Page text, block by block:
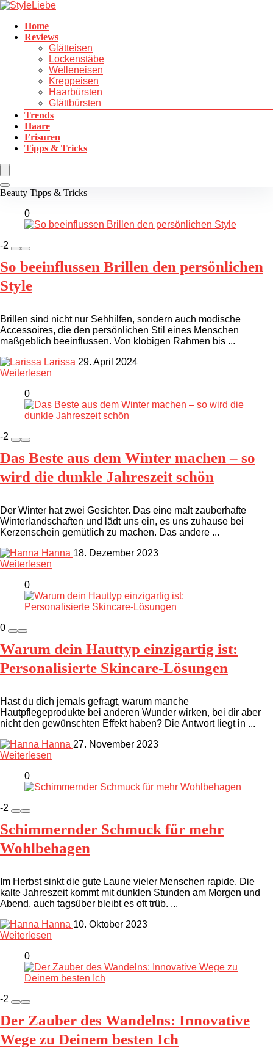
Home
Reviews
Glätteisen
Lockenstäbe
Welleneisen
Kreppeisen
Haarbürsten
Glättbürsten
Trends
Haare
Frisuren
Tipps & Tricks
Beauty Tipps & Tricks
0
-2
So beeinflussen Brillen den persönlichen
Style
Brillen sind nicht nur Sehhilfen, sondern auch modische
Accessoires, die den persönlichen Stil eines Menschen
maßgeblich beeinflussen. Von klobigen Rahmen bis ...
Larissa 29. April 2024
Weiterlesen
0
-2
Das Beste aus dem Winter machen – so
wird die dunkle Jahreszeit schön
Der Winter hat zwei Gesichter. Das eine malt zauberhafte
Winterlandschaften und lädt uns ein, es uns zuhause bei
Kerzenschein gemütlich zu machen. Das andere ...
Hanna 18. Dezember 2023
Weiterlesen
0
0
Warum dein Hauttyp einzigartig ist:
Personalisierte Skincare-Lösungen
Hast du dich jemals gefragt, warum manche
Hautpflegeprodukte bei anderen Wunder wirken, bei dir aber
nicht den gewünschten Effekt haben? Die Antwort liegt in ...
Hanna 27. November 2023
Weiterlesen
0
-2
Schimmernder Schmuck für mehr
Wohlbehagen
Im Herbst sinkt die gute Laune vieler Menschen rapide. Die
kalte Jahreszeit kommt mit dunklen Stunden am Morgen und
Abend, auch tagsüber bleibt es oft trüb. ...
Hanna 10. Oktober 2023
Weiterlesen
0
-2
Der Zauber des Wandelns: Innovative
Wege zu Deinem besten Ich